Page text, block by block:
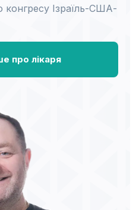
Ізраїль-США-
про лікаря